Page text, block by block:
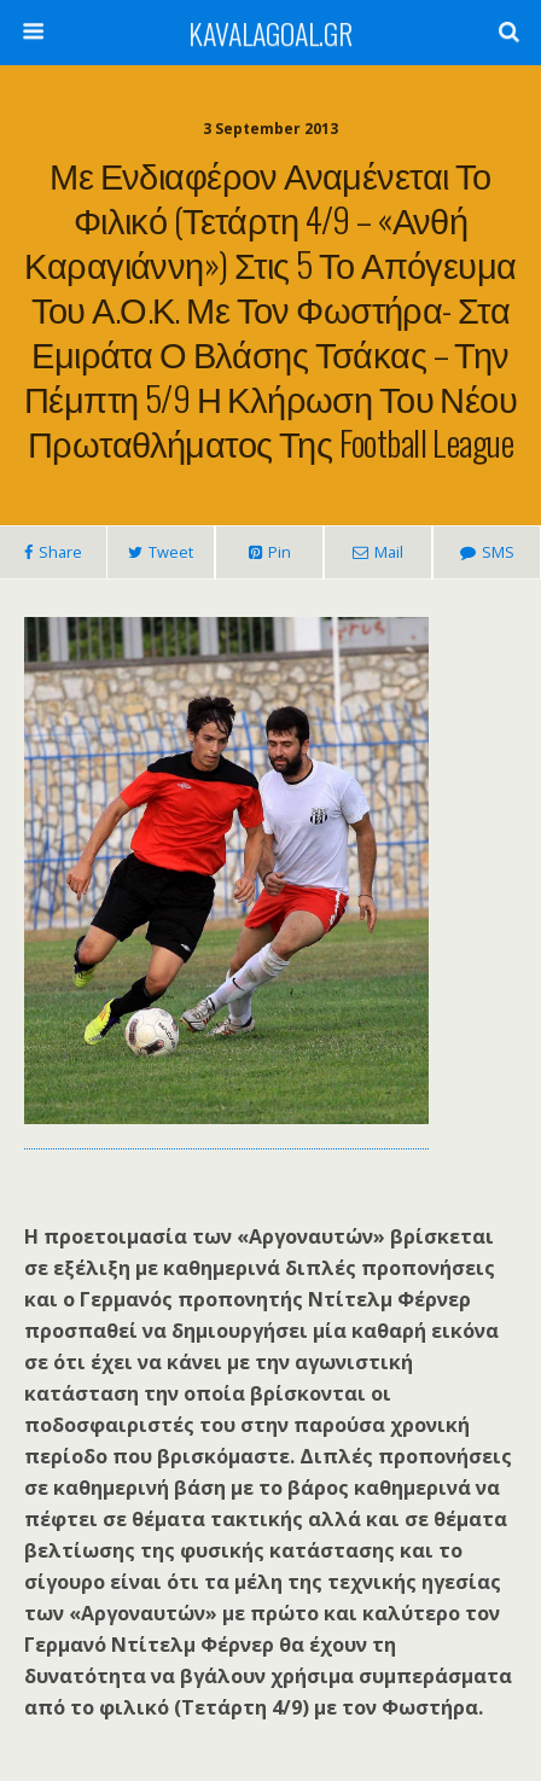
KAVALAGOAL.GR
3 September 2013
Με Ενδιαφέρον Αναμένεται Το
Φιλικό (Τετάρτη 4/9 – «Ανθή
Καραγιάννη») Στις 5 Το Απόγευμα
Του Α.Ο.Κ. Με Τον Φωστήρα- Στα
Εμιράτα Ο Βλάσης Τσάκας – Την
Πέμπτη 5/9 Η Κλήρωση Του Νέου
Πρωταθλήματος Της Football League
Share Tweet Pin Mail SMS
Η προετοιμασία των «Αργοναυτών» βρίσκεται
σε εξέλιξη με καθημερινά διπλές προπονήσεις
και ο Γερμανός προπονητής Ντίτελμ Φέρνερ
προσπαθεί να δημιουργήσει μία καθαρή εικόνα
σε ότι έχει να κάνει με την αγωνιστική
κατάσταση την οποία βρίσκονται οι
ποδοσφαιριστές του στην παρούσα χρονική
περίοδο που βρισκόμαστε. Διπλές προπονήσεις
σε καθημερινή βάση με το βάρος καθημερινά να
πέφτει σε θέματα τακτικής αλλά και σε θέματα
βελτίωσης της φυσικής κατάστασης και το
σίγουρο είναι ότι τα μέλη της τεχνικής ηγεσίας
των «Αργοναυτών» με πρώτο και καλύτερο τον
Γερμανό Ντίτελμ Φέρνερ θα έχουν τη
δυνατότητα να βγάλουν χρήσιμα συμπεράσματα
από το φιλικό (Τετάρτη 4/9) με τον Φωστήρα.